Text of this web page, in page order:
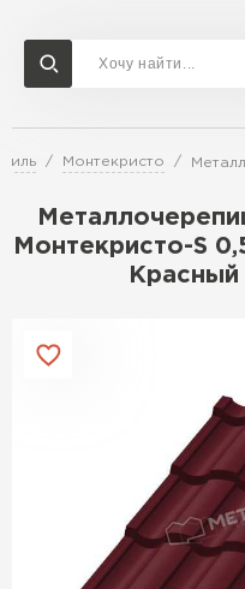
Монтекристо
Монтекристо-S
Доставка и оплата
Перейти в каталог